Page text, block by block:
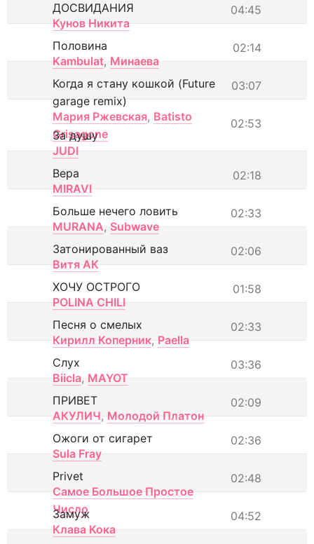
04:45
ДОСВИДАНИЯ
Кунов Никита
02:14
Половина
Kambulat, Минаева
03:07
Когда я стану кошкой (Future
garage remix)
Мария Ржевская, Batisto
Grisagone
02:53
За душу
JUDI
02:18
Вера
MIRAVI
02:33
Больше нечего ловить
MURANA, Subwave
02:06
Затонированный ваз
Витя АК
01:58
ХОЧУ ОСТРОГО
POLINA CHILI
02:33
Песня о смелых
Кирилл Коперник, Paella
03:36
Слух
Biicla, MAYOT
02:09
ПРИВЕТ
АКУЛИЧ, Молодой Платон
02:36
Ожоги от сигарет
Sula Fray
02:48
Privet
Самое Большое Простое
Число
04:52
Замуж
Клава Кока